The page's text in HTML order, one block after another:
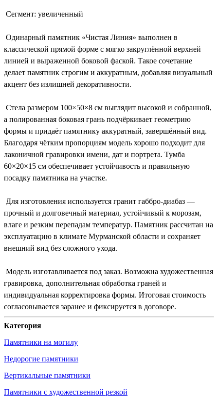
Сегмент: увеличенный
Одинарный памятник «Чистая Линия» выполнен в
классической прямой форме с мягко закруглённой верхней
линией и выраженной боковой фаской. Такое сочетание
делает памятник строгим и аккуратным, добавляя визуальный
акцент без излишней декоративности.
Стела размером 100×50×8 см выглядит высокой и собранной,
а полированная боковая грань подчёркивает геометрию
формы и придаёт памятнику аккуратный, завершённый вид.
Благодаря чётким пропорциям модель хорошо подходит для
лаконичной гравировки имени, дат и портрета. Тумба
60×20×15 см обеспечивает устойчивость и правильную
посадку памятника на участке.
Для изготовления используется гранит габбро-диабаз —
прочный и долговечный материал, устойчивый к морозам,
влаге и резким перепадам температур. Памятник рассчитан на
эксплуатацию в климате Мурманской области и сохраняет
внешний вид без сложного ухода.
Модель изготавливается под заказ. Возможна художественная
гравировка, дополнительная обработка граней и
индивидуальная корректировка формы. Итоговая стоимость
согласовывается заранее и фиксируется в договоре.
Категория
Памятники на могилу
Недорогие памятники
Вертикальные памятники
Памятники с художественной резкой